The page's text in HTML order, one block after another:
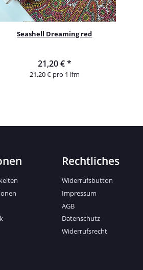
Seashell Dreaming red
21,20 €*
21,20 € pro 1 lfm
Rechtliches
Widerrufsbutton
Impressum
AGB
Datenschutz
Widerrufsrecht